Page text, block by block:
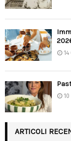
ARTICOLI